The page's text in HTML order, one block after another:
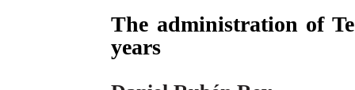
The administration of
years